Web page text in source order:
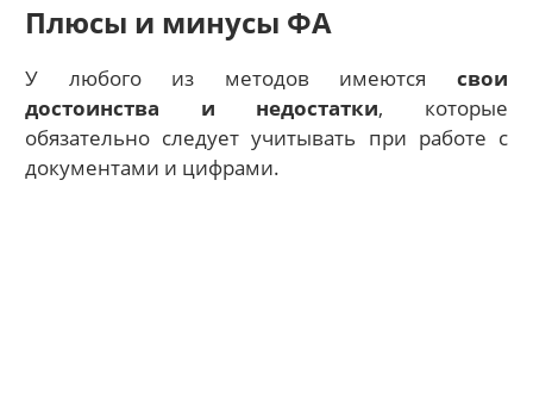
Плюсы и минусы ФА
У любого из методов имеются свои
достоинства и недостатки, которые
обязательно следует учитывать при работе с
документами и цифрами.